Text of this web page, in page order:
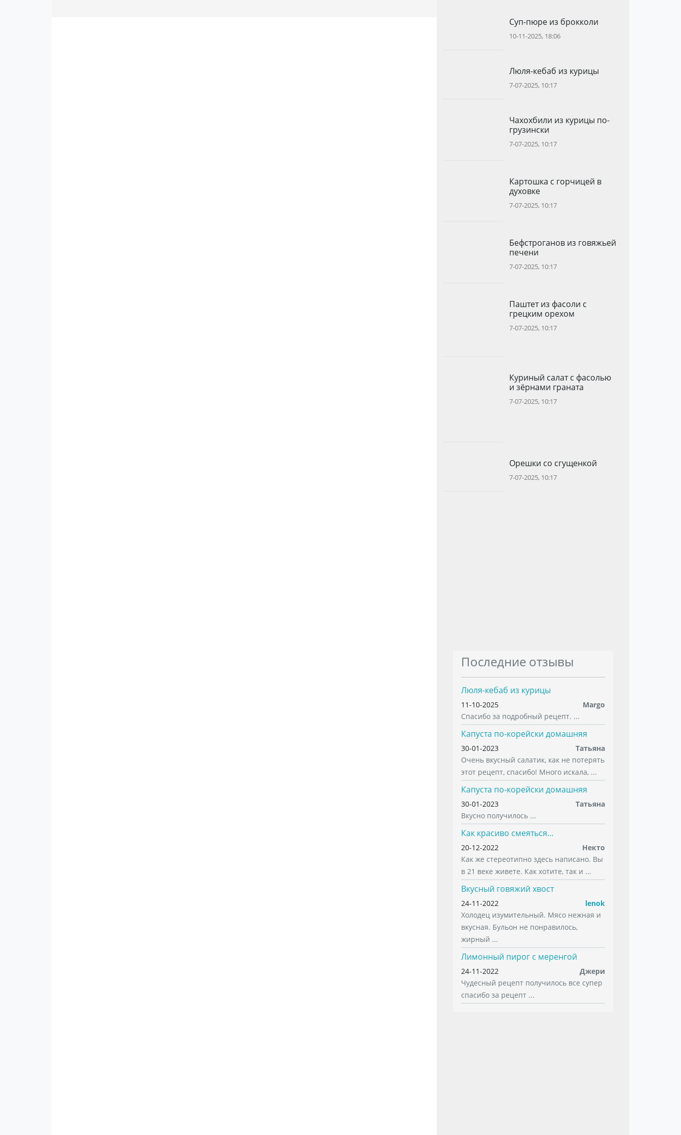
Суп-пюре из брокколи
10-11-2025, 18:06
Люля-кебаб из курицы
7-07-2025, 10:17
Чахохбили из курицы по-
грузински
7-07-2025, 10:17
Картошка с горчицей в
духовке
7-07-2025, 10:17
Бефстроганов из говяжьей
печени
7-07-2025, 10:17
Паштет из фасоли с
грецким орехом
7-07-2025, 10:17
Куриный салат с фасолью
и зёрнами граната
7-07-2025, 10:17
Орешки со сгущенкой
7-07-2025, 10:17
Последние отзывы
Люля-кебаб из курицы
11-10-2025
Margo
Спасибо за подробный рецепт. ...
Капуста по-корейски домашняя
30-01-2023
Татьяна
Очень вкусный салатик, как не потерять
этот рецепт, спасибо! Много искала, ...
Капуста по-корейски домашняя
30-01-2023
Татьяна
Вкусно получилось ...
Как красиво смеяться...
20-12-2022
Некто
Как же стереотипно здесь написано. Вы
в 21 веке живете. Как хотите, так и ...
Вкусный говяжий хвост
24-11-2022
lenok
Холодец изумительный. Мясо нежная и
вкусная. Бульон не понравилось,
жирный ...
Лимонный пирог с меренгой
24-11-2022
Джери
Чудесный рецепт получилось все супер
спасибо за рецепт ...